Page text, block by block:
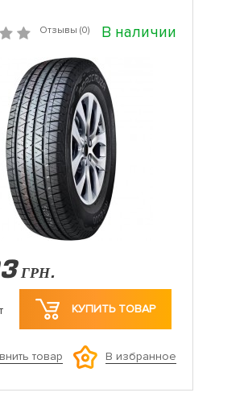
Отзывы (0) В наличии
ГРН.
КУПИТЬ ТОВАР
товар В избранное